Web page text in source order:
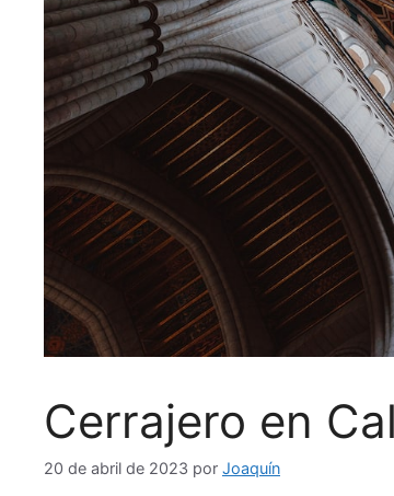
Cerrajero en
20 de abril de 2023 por Joaquín